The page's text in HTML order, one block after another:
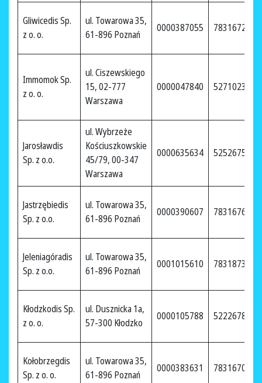
Gliwicedis Sp.
z o. o.
ul. Towarowa 35,
61-896 Poznań
0000387055 7831672846
Immomok Sp.
z o. o.
ul. Ciszewskiego
15, 02-777
Warszawa
0000047840 5271023642
Jarosławdis
Sp. z o.o.
ul. Wybrzeże
Kościuszkowskie
45/79, 00-347
Warszawa
0000635634 5252675059
Jastrzębiedis
Sp. z o.o.
ul. Towarowa 35,
61-896 Poznań
0000390607 7831676459
Jeleniagóradis
Sp. z o.o.
ul. Towarowa 35,
61-896 Poznań
0001015610 7831873102
Kłodzkodis Sp.
z o. o.
ul. Dusznicka 1a,
57-300 Kłodzko
0000105788 5222678254
Kołobrzegdis
Sp. z o. o.
ul. Towarowa 35,
61-896 Poznań
0000383631 7831670149